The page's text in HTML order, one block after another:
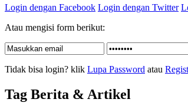
Login dengan Facebook Login dengan Twitter
Atau mengisi form berikut:
Tidak bisa login? klik Lupa Password atau
Tag Berita & Artikel